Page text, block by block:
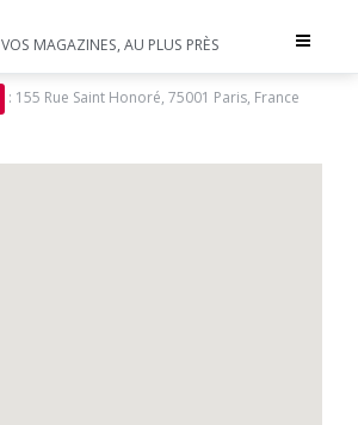
Toggle
VOS MAGAZINES, AU PLUS PRÈS
: 155 Rue Saint Honoré, 75001 Paris, France